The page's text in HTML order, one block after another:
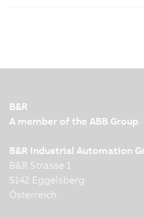
B&R
A member of the ABB Group
B&R Industrial Automation
B&R Strasse 1
5142 Eggelsberg
Österreich